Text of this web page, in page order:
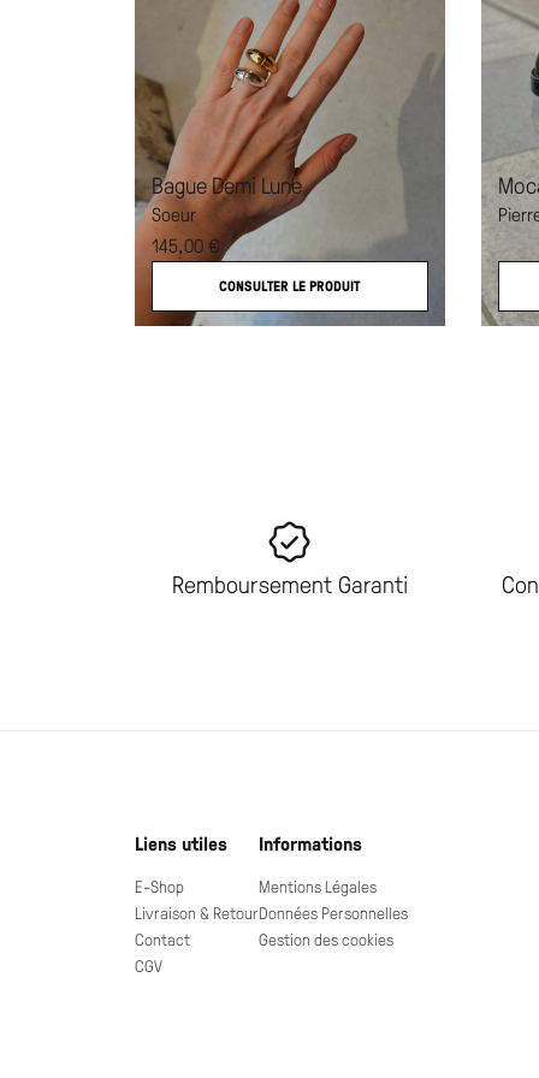
Bague Demi Lune
Soeur
145,00€
CONSULTER LE PRODUIT
Remboursement Garanti
Liens utiles
E-Shop
Livraison & Retour
Contact
CGV
Informations
Mentions Légales
Données Personnelles
Gestion des cookies